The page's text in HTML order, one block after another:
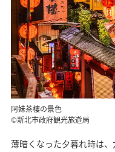
阿妹茶樓の景色
©新北市政府観光旅遊局
薄暗くなった夕暮れ時は